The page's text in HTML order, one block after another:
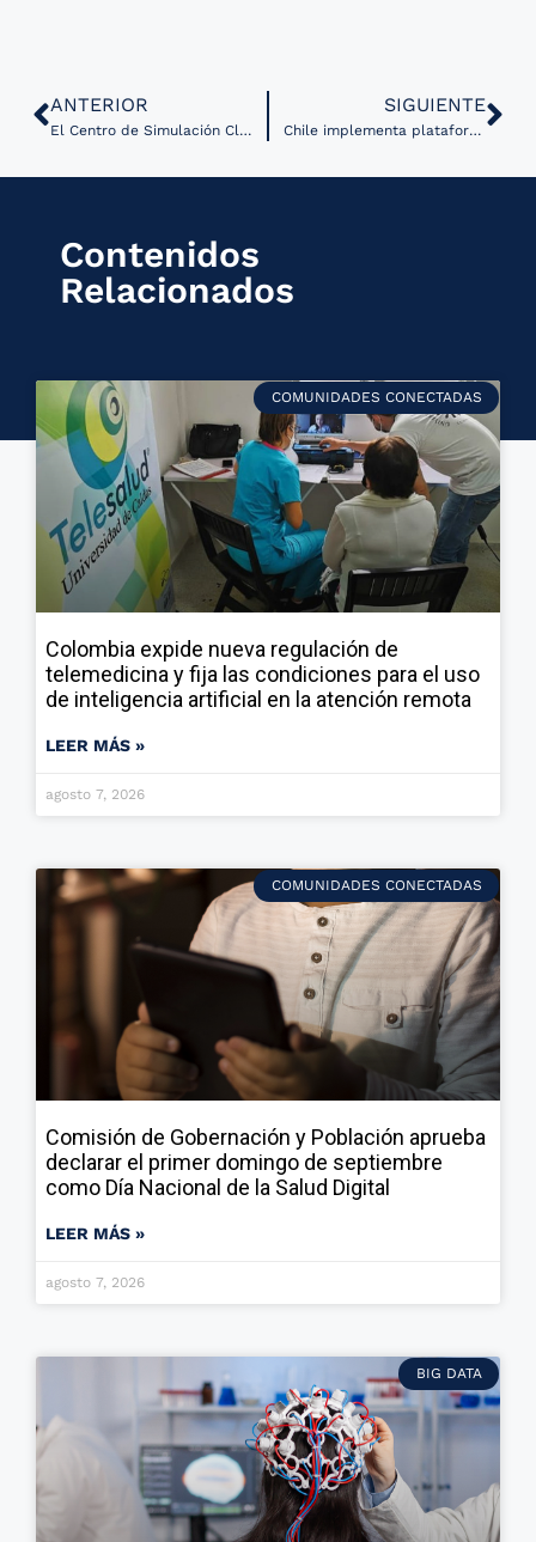
ANTERIOR
El Centro de Simulación Clínica y Quirúrgica en Medicina Respiratoria del INER incorpora entrenamiento en cirugía robótica
SIGUIENTE
Chile implementa plataforma DHIS2 para fortalecer la vigilancia epidemiológica de la tuberculosis
Contenidos
Relacionados
COMUNIDADES CONECTADAS
Colombia expide nueva regulación de
telemedicina y fija las condiciones para el uso
de inteligencia artificial en la atención remota
LEER MÁS »
agosto 7, 2026
COMUNIDADES CONECTADAS
Comisión de Gobernación y Población aprueba
declarar el primer domingo de septiembre
como Día Nacional de la Salud Digital
LEER MÁS »
agosto 7, 2026
BIG DATA